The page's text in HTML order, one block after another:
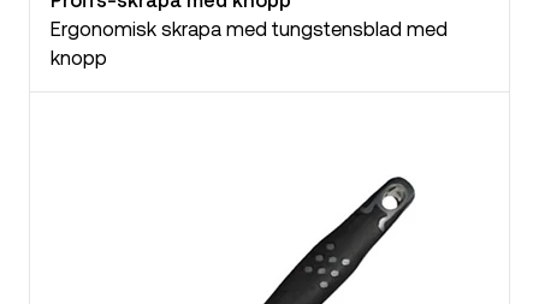
Ergonomisk skrapa med tungstensblad med
knopp